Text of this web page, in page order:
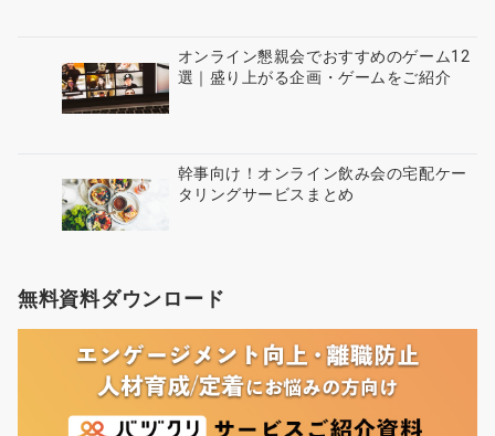
オンライン懇親会でおすすめのゲーム12
選｜盛り上がる企画・ゲームをご紹介
幹事向け！オンライン飲み会の宅配ケー
タリングサービスまとめ
無料資料ダウンロード